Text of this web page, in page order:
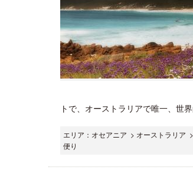
トで、オーストラリアで唯一、世
エリア：オセアニア > オーストラリア
便り